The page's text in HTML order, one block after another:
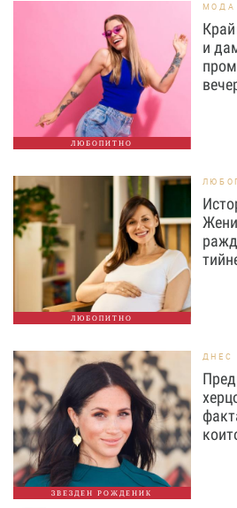
ЛЮБОПИТНО
МОДА
и
ЛЮБОПИТНО
ЗВЕЗДЕН РОЖДЕНИК
ДНЕС